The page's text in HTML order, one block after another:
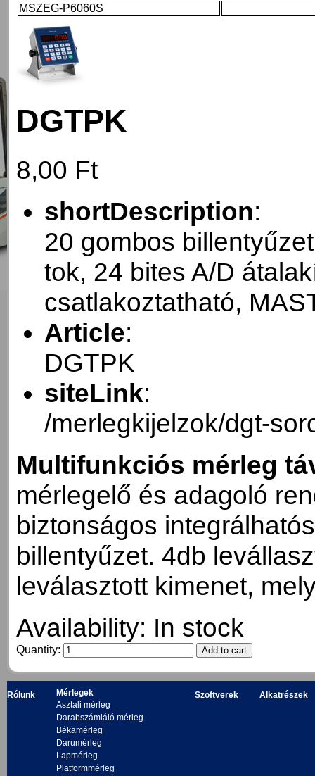
MSZEG-P6060S
DGTPK
8,00 Ft
shortDescription:
20 gombos
tok, 24 bites A/D
csatlakoztatható,
Article:
DGTPK
siteLink:
/merlegkijelzok/dgt-
Multifunkciós mérleg
mérlegelő és adagoló
biztonságos
billentyűzet. 4db
leválasztott kimenet,
Availability: In stock
Quantity:
Rólunk
Mérlegek
Asztali mérleg
Darabszámláló mérleg
Békamérleg
Darumérleg
Lapmérleg
Platformmérleg
Szoftverek Alkatrészek